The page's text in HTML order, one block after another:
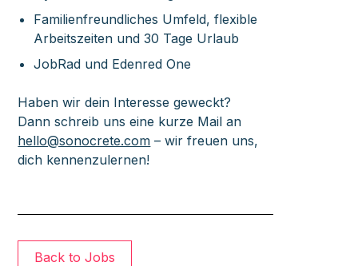
Familienfreundliches Umfeld, flexible
Arbeitszeiten und 30 Tage Urlaub
JobRad und Edenred One
Haben wir dein Interesse geweckt?
Dann schreib uns eine kurze Mail an
hello@sonocrete.com – wir freuen uns,
dich kennenzulernen!
Back to Jobs